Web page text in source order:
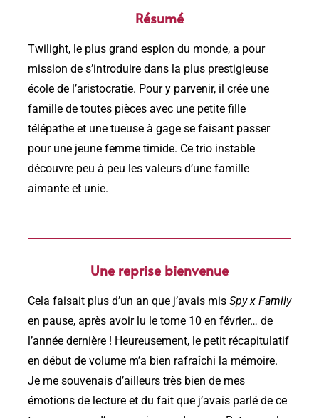
Résumé
Twilight, le plus grand espion du monde, a pour
mission de s’introduire dans la plus prestigieuse
école de l’aristocratie. Pour y parvenir, il crée une
famille de toutes pièces avec une petite fille
télépathe et une tueuse à gage se faisant passer
pour une jeune femme timide. Ce trio instable
découvre peu à peu les valeurs d’une famille
aimante et unie.
Une reprise bienvenue
Cela faisait plus d’un an que j’avais mis Spy x Family
en pause, après avoir lu le tome 10 en février… de
l’année dernière ! Heureusement, le petit récapitulatif
en début de volume m’a bien rafraîchi la mémoire.
Je me souvenais d’ailleurs très bien de mes
émotions de lecture et du fait que j’avais parlé de ce